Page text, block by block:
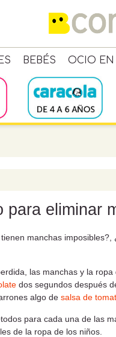
BEBÉS OCIO EN
para eliminar
manchas
las manchas y la
dos segundos después
algo de salsa de
para cada una de las
de la ropa de los niños.